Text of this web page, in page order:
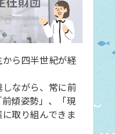
ら四半世紀が経
ながら、常に前
傾姿勢」、「現
取り組んできま